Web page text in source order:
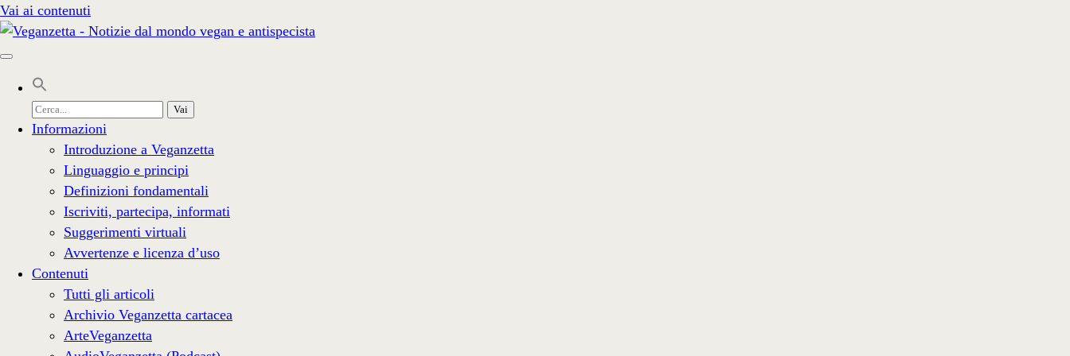
Vai ai contenuti
Cerca
per:
Informazioni
Introduzione a Veganzetta
Linguaggio e principi
Definizioni fondamentali
Iscriviti, partecipa, informati
Suggerimenti virtuali
Avvertenze e licenza d’uso
Contenuti
Tutti gli articoli
Archivio Veganzetta cartacea
ArteVeganzetta